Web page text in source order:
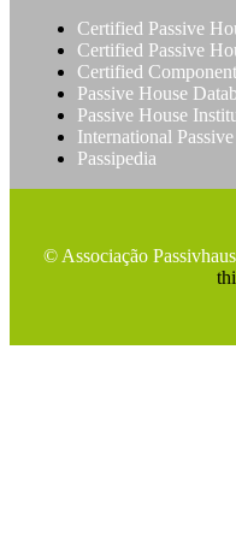
Certified Passive
Certified Passive
Certified
Passive House
Passive House
International
Passipedia
© Associação